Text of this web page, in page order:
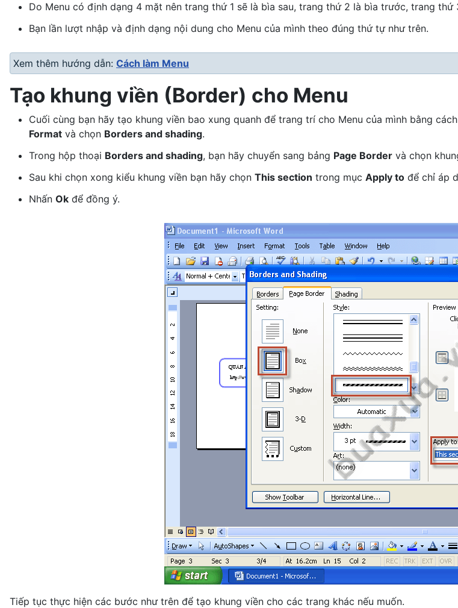
Do Menu có định dạng 4 mặt nên trang thứ 1 sẽ là bìa sau, trang thứ 2 là bìa trước, trang
Bạn lần lượt nhập và định dạng nội dung cho Menu của mình theo đúng thứ tự như trên.
Xem thêm hướng dẫn: Cách làm Menu
Tạo khung viền (Border) cho Menu
Cuối cùng bạn hãy tạo khung viền bao xung quanh để trang trí cho Menu của mình bằng
Format và chọn Borders and shading.
Trong hộp thoại Borders and shading, bạn hãy chuyển sang bảng Page Border và chọn
Sau khi chọn xong kiểu khung viền bạn hãy chọn This section trong mục Apply to để chỉ áp
Nhấn Ok để đồng ý.
Tiếp tục thực hiện các bước như trên để tạo khung viền cho các trang khác nếu muốn.